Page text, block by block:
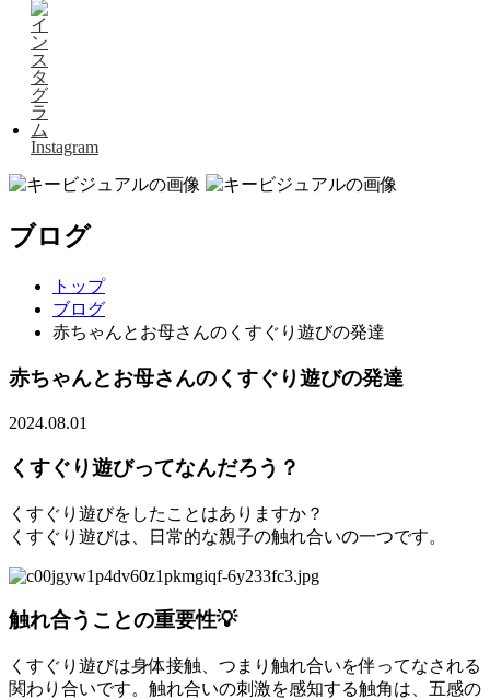
Instagram
ブログ
トップ
ブログ
赤ちゃんとお母さんのくすぐり遊びの発達
赤ちゃんとお母さんのくすぐり遊びの発達
2024.08.01
くすぐり遊びってなんだろう？
くすぐり遊びをしたことはありますか？
くすぐり遊びは、日常的な親子の触れ合いの一つです。
触れ合うことの重要性💡
くすぐり遊びは身体接触、つまり触れ合いを伴ってなされる
関わり合いです。触れ合いの刺激を感知する触角は、五感の